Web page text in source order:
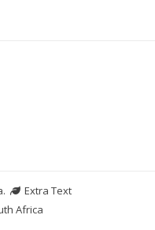
.
Extra Text
Africa